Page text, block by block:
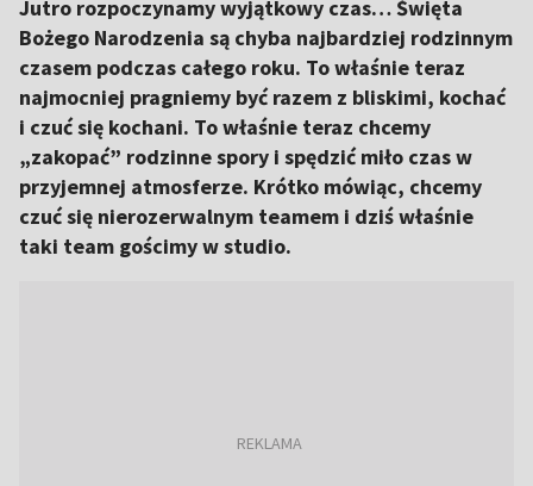
Jutro rozpoczynamy wyjątkowy czas… Święta
Bożego Narodzenia są chyba najbardziej rodzinnym
czasem podczas całego roku. To właśnie teraz
najmocniej pragniemy być razem z bliskimi, kochać
i czuć się kochani. To właśnie teraz chcemy
„zakopać” rodzinne spory i spędzić miło czas w
przyjemnej atmosferze. Krótko mówiąc, chcemy
czuć się nierozerwalnym teamem i dziś właśnie
taki team gościmy w studio.